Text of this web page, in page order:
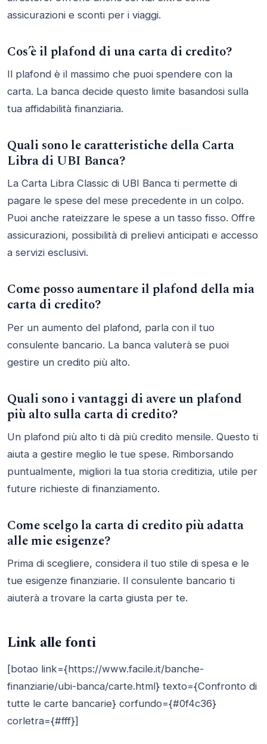
assicurazioni e sconti per i viaggi.
Cos’è il plafond di una carta di credito?
Il plafond è il massimo che puoi spendere con la
carta. La banca decide questo limite basandosi sulla
tua affidabilità finanziaria.
Quali sono le caratteristiche della Carta
Libra di UBI Banca?
La Carta Libra Classic di UBI Banca ti permette di
pagare le spese del mese precedente in un colpo.
Puoi anche rateizzare le spese a un tasso fisso. Offre
assicurazioni, possibilità di prelievi anticipati e accesso
a servizi esclusivi.
Come posso aumentare il plafond della mia
carta di credito?
Per un aumento del plafond, parla con il tuo
consulente bancario. La banca valuterà se puoi
gestire un credito più alto.
Quali sono i vantaggi di avere un plafond
più alto sulla carta di credito?
Un plafond più alto ti dà più credito mensile. Questo ti
aiuta a gestire meglio le tue spese. Rimborsando
puntualmente, migliori la tua storia creditizia, utile per
future richieste di finanziamento.
Come scelgo la carta di credito più adatta
alle mie esigenze?
Prima di scegliere, considera il tuo stile di spesa e le
tue esigenze finanziarie. Il consulente bancario ti
aiuterà a trovare la carta giusta per te.
Link alle fonti
[botao link={https://www.facile.it/banche-
finanziarie/ubi-banca/carte.html} texto={Confronto di
tutte le carte bancarie} corfundo={#0f4c36}
corletra={#fff}]